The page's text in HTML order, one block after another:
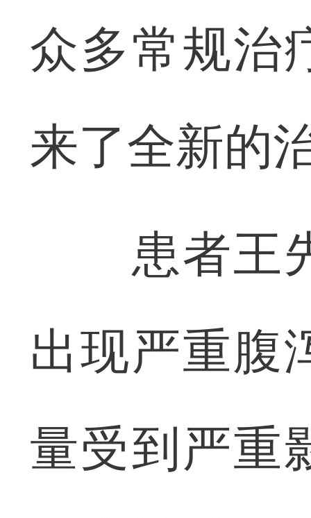
众多常规治
来了全新的
患者王先
出现严重腹
量受到严重